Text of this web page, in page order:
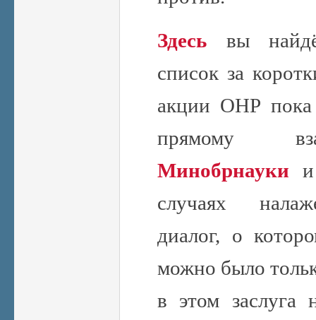
Здесь вы
список за
акции ОНР пока
прямому
Минобрнауки
случаях
диалог, о
можно было
в этом